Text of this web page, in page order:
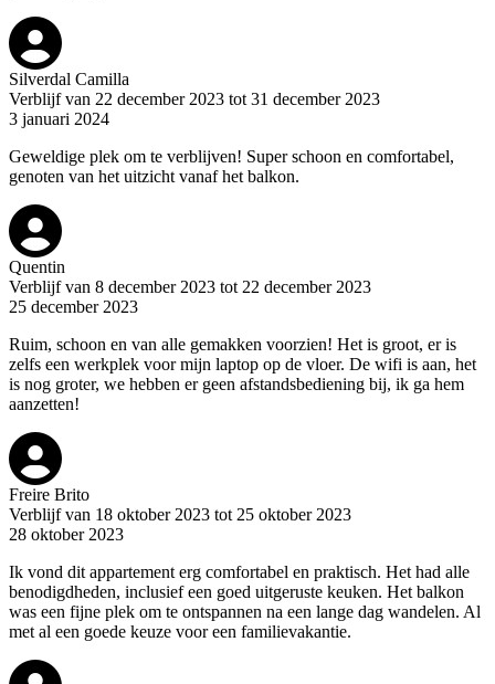
Silverdal Camilla
Verblijf van 22 december 2023 tot 31 december 2023
3 januari 2024
Geweldige plek om te verblijven! Super schoon en comfortabel,
genoten van het uitzicht vanaf het balkon.
Quentin
Verblijf van 8 december 2023 tot 22 december 2023
25 december 2023
Ruim, schoon en van alle gemakken voorzien! Het is groot, er is
zelfs een werkplek voor mijn laptop op de vloer. De wifi is aan, het
is nog groter, we hebben er geen afstandsbediening bij, ik ga hem
aanzetten!
Freire Brito
Verblijf van 18 oktober 2023 tot 25 oktober 2023
28 oktober 2023
Ik vond dit appartement erg comfortabel en praktisch. Het had alle
benodigdheden, inclusief een goed uitgeruste keuken. Het balkon
was een fijne plek om te ontspannen na een lange dag wandelen. Al
met al een goede keuze voor een familievakantie.